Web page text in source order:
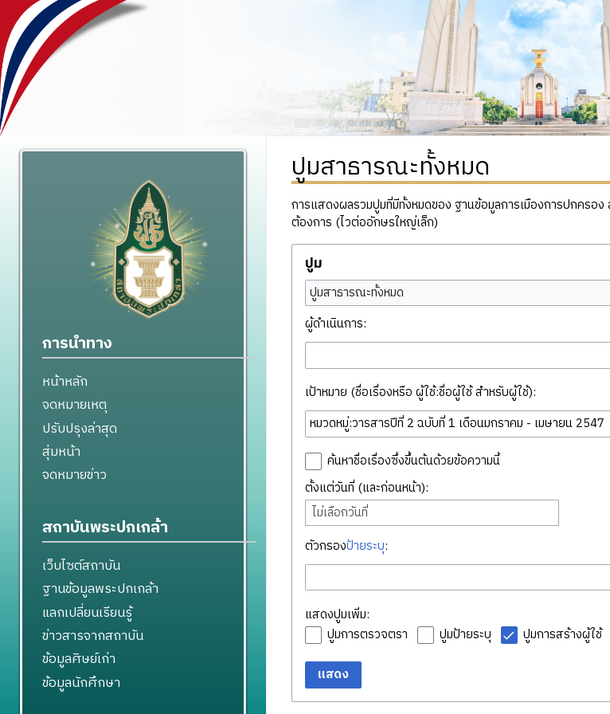
ปูมสาธารณะทั้งหมด
การแสดงผลรวมปูมที่มีทั้งหมดของ ฐานข้อมูลการเมืองการปกครอ
ต้องการ (ไวต่ออักษรใหญ่เล็ก)
ปูม
ปูมสาธารณะทั้งหมด
ผู้ดำเนินการ:
เป้าหมาย (ชื่อเรื่องหรือ ผู้ใช้:ชื่อผู้ใช้ สำหรับผู้ใช้):
ค้นหาชื่อเรื่องซึ่งขึ้นต้นด้วยข้อความนี้
ตั้งแต่วันที่ (และก่อนหน้า):
ไม่เลือกวันที่
ตัวกรองป้ายระบุ:
แสดงปูมเพิ่ม:
ปูมการตรวจตรา
ปูมป้ายระบุ ปูมการสร้างผู้ใช้
แสดง
การนำทาง
หน้าหลัก
จดหมายเหตุ
ปรับปรุงล่าสุด
สุ่มหน้า
จดหมายข่าว
สถาบันพระปกเกล้า
เว็บไซต์สถาบัน
ฐานข้อมูลพระปกเกล้า
แลกเปลี่ยนเรียนรู้
ข่าวสารจากสถาบัน
ข้อมูลศิษย์เก่า
ข้อมูลนักศึกษา